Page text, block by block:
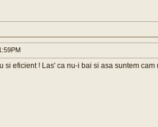
si eficient ! Las' ca nu-i bai si asa suntem cam